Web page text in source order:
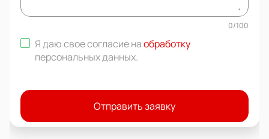
0/100
Я даю свое согласие наобработку
персональных данных.
Отправить заявку